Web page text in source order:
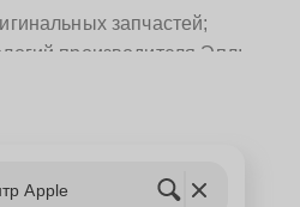
запчастей;
производителя Эпл;
расчетов.
Apple